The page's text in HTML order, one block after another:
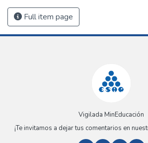
Full item page
Vigilada MinEducación
¡Te invitamos a dejar tus comentarios en